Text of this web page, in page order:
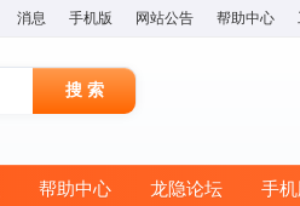
消息 手机版 网站公告 帮助中心
帮助中心 龙隐论坛 手机